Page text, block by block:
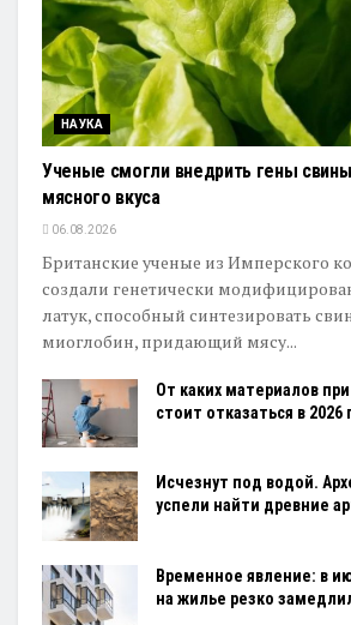
НАУКА
Ученые смогли внедрить гены
мясного вкуса
06.08.2026
Британские ученые из Имперского
создали генетически
латук, способный синтезировать
миоглобин, придающий мясу...
От каких материалов
стоит отказаться в 2026
Исчезнут под водой.
успели найти древние
Временное явление: в
на жилье резко